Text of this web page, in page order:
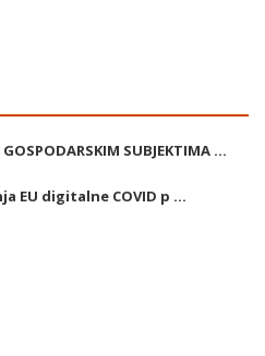
SUBJEKTIMA ...
EU digitalne COVID p ...